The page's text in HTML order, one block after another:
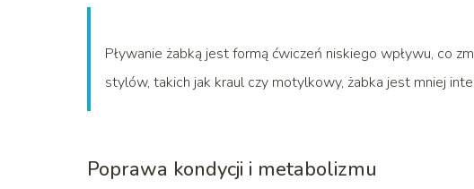
Pływanie żabką jest formą ćwiczeń niskiego wpływu, co
stylów, takich jak kraul czy motylkowy, żabka jest mniej
Poprawa kondycji i metabolizmu